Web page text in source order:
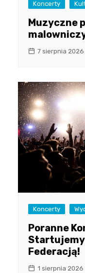
Koncerty
Muzyczne
7 sierpnia 2026
Koncerty
Poranne
Startujemy
Federacją!
1 sierpnia 2026